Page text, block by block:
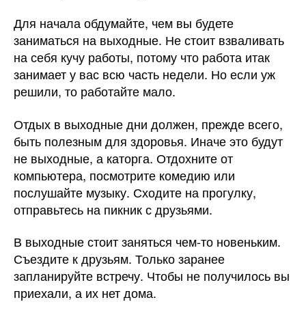
Для начала обдумайте, чем вы будете
заниматься на выходные. Не стоит взваливать
на себя кучу работы, потому что работа итак
занимает у вас всю часть недели. Но если уж
решили, то работайте мало.
Отдых в выходные дни должен, прежде всего,
быть полезным для здоровья. Иначе это будут
не выходные, а каторга. Отдохните от
компьютера, посмотрите комедию или
послушайте музыку. Сходите на прогулку,
отправьтесь на пикник с друзьями.
В выходные стоит заняться чем-то новеньким.
Съездите к друзьям. Только заранее
запланируйте встречу. Чтобы не получилось вы
приехали, а их нет дома.